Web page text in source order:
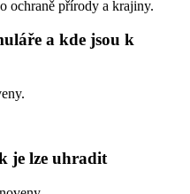
ochraně přírody a krajiny.
a kde jsou k
je lze uhradit